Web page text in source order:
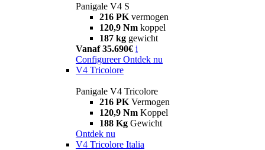
Panigale V4 S
216 PK vermogen
120,9 Nm koppel
187 kg gewicht
Vanaf 35.690€ i
Configureer Ontdek nu
V4 Tricolore
Panigale V4 Tricolore
216 PK Vermogen
120,9 Nm Koppel
188 Kg Gewicht
Ontdek nu
V4 Tricolore Italia